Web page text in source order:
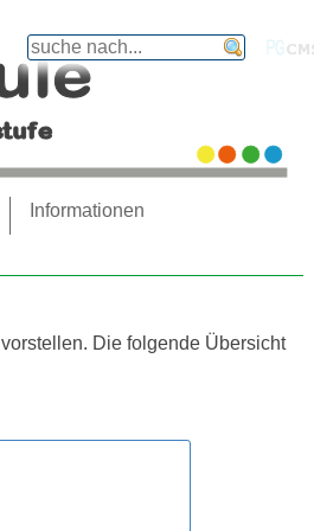
Die folgende Übersicht
Informationen
finden